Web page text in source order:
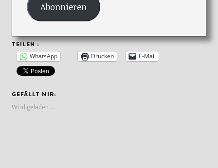
Abonnieren
TEILEN :
WhatsApp Drucken E-Mail
GEFÄLLT MIR:
Wird geladen …